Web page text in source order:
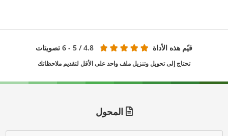
قيّم هذه الأداة 4.8 / 5 - 6 تصويتات
تحتاج إلى تحويل وتنزيل ملف واحد على الأقل لتقديم ملاحظاتك
المحول